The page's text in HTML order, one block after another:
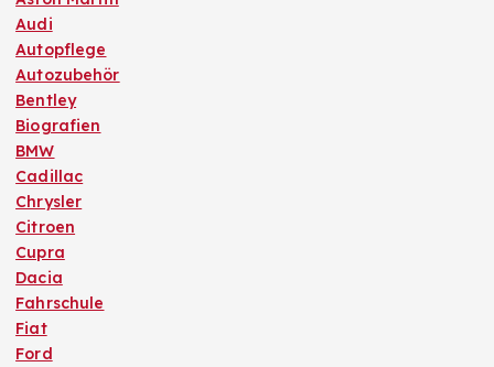
Audi
Autopflege
Autozubehör
Bentley
Biografien
BMW
Cadillac
Chrysler
Citroen
Cupra
Dacia
Fahrschule
Fiat
Ford